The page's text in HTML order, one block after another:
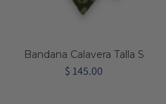
Bandana Calavera Talla S
$ 145.00